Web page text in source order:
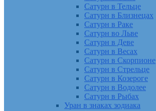
Сатурн в Тельце
Сатурн в Близнецах
Сатурн в Раке
Сатурн во Льве
Сатурн в Деве
Сатурн в Весах
Сатурн в Скорпионе
Сатурн в Стрельце
Сатурн в Козероге
Сатурн в Водолее
Сатурн в Рыбах
Уран в знаках зодиака